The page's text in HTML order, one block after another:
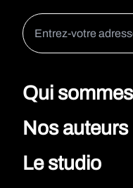
Qui
Nos auteurs
Le studio